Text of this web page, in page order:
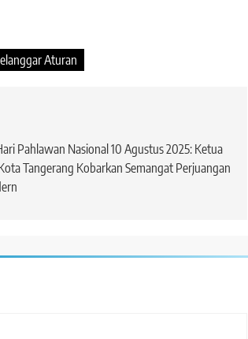
Aturan
Pahlawan Nasional 10 Agustus 2025: Ketua
Tangerang Kobarkan Semangat Perjuangan